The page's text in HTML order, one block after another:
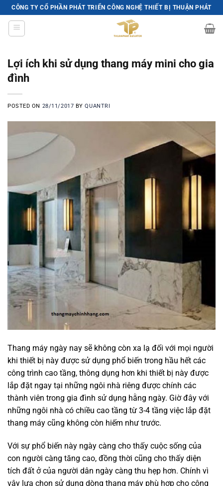
Skip
to
content
CÔNG TY CỔ PHẦN PHÁT TRIỂN CÔNG NGHỆ THIẾT BỊ THUẬN PHÁT
Lợi ích khi sử dụng thang máy mini cho gia
đình
POSTED ON 28/11/2017 BYQUANTRI
Thang máy ngày nay sẽ không còn xa lạ đối với mọi người
khi thiết bị này được sử dụng phổ biến trong hầu hết các
công trình cao tầng, thông dụng hơn khi thiết bị này được
lắp đặt ngay tại những ngôi nhà riêng được chính các
thành viên trong gia đình sử dụng hằng ngày. Giờ đây với
những ngôi nhà có chiều cao tầng từ 3-4 tầng việc lắp đặt
thang máy cũng không còn hiếm như trước.
Với sự phổ biến này ngày càng cho thấy cuộc sống của
con người càng tăng cao, đồng thời cũng cho thấy diện
tích đất ở của người dân ngày càng thu hẹp hơn. Chính vì
vậy lựa chọn sử dụng dòng thang máy phù hợp cho công